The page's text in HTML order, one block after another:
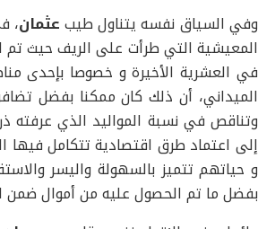
وفي السياق نفسه يتناول طيبعثمان،
المعيشية التي طرأت على الريف حيث تم
في العشرية الأخيرة و خصوصا بإحدى
الميداني، أن ذلك كان ممكنا بفضل
وتناقص في نسبة المواليد الذي عرفته
إلى اعتماد طرق اقتصادية تتكامل فيها
و حياتهم تتميز بالسهولة واليسر
بفضل ما تم الحصول عليه من أموال ضمن